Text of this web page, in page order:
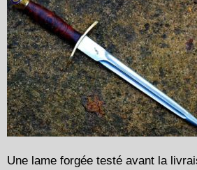
Une lame forgée testé avant la